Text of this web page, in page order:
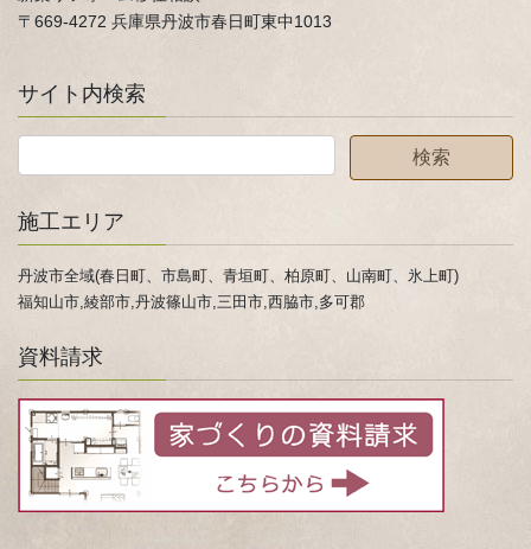
〒669-4272 兵庫県丹波市春日町東中1013
サイト内検索
施工エリア
丹波市全域(春日町、市島町、青垣町、柏原町、山南町、氷上町)
福知山市,綾部市,丹波篠山市,三田市,西脇市,多可郡
資料請求